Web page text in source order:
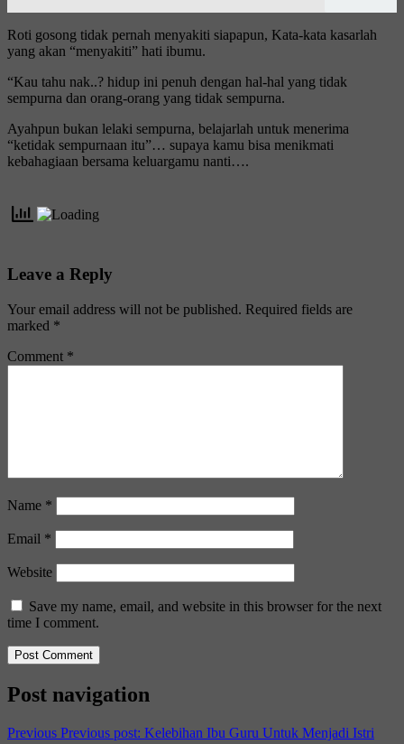
Roti gosong tidak pernah menyakiti siapapun, Kata-kata kasarlah
yang akan “menyakiti” hati ibumu.
“Kau tahu nak..? hidup ini penuh dengan hal-hal yang tidak
sempurna dan orang-orang yang tidak sempurna.
Ayahpun bukan lelaki sempurna, belajarlah untuk menerima
“ketidak sempurnaan itu”… supaya kamu bisa menikmati
kebahagiaan bersama keluargamu nanti….
Leave a Reply
Your email address will not be published. Required fields are
marked *
Comment *
Name *
Email *
Website
Save my name, email, and website in this browser for the next
time I comment.
Post navigation
Previous Previous post: Kelebihan Ibu Guru Untuk Menjadi Istri